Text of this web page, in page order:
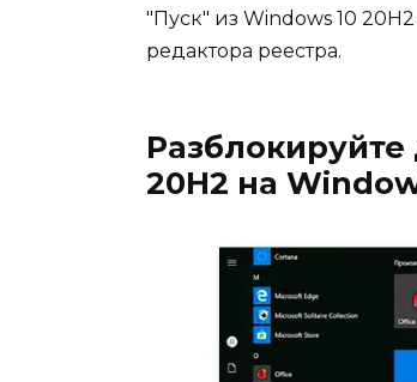
"Пуск" из Windows 10
редактора реестра.
20H2 на